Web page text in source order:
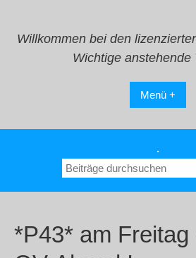
springenWillkommen bei den
Wichtige anstehende
Menü +
.
Suchen
nach:
*P43* am